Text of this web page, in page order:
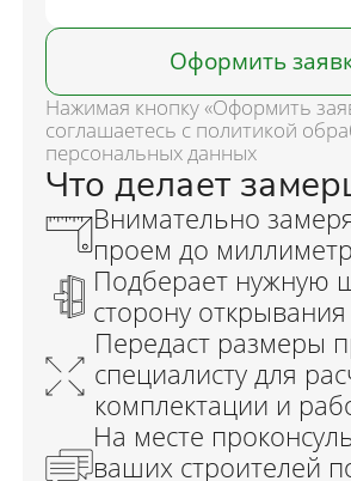
Оформить
Нажимая кнопку «Оформить
соглашаетесь с политикой
персональных данных